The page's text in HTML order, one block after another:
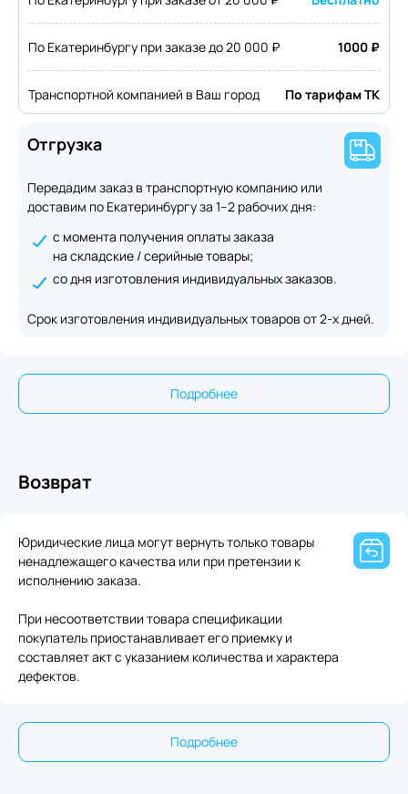
По Екатеринбургу при заказе до 20 000 ₽ 1000 ₽
Транспортной компанией в Ваш город По тарифам ТК
Отгрузка
Передадим заказ в транспортную компанию или
доставим по Екатеринбургу за 1–2 рабочих дня:
с момента получения оплаты заказа
на складские / серийные товары;
со дня изготовления индивидуальных заказов.
Срок изготовления индивидуальных товаров от 2-х дней.
Подробнее
Возврат
Юридические лица могут вернуть только товары
ненадлежащего качества или при претензии к
исполнению заказа.
При несоответствии товара спецификации
покупатель приостанавливает его приемку и
составляет акт с указанием количества и характера
дефектов.
Подробнее